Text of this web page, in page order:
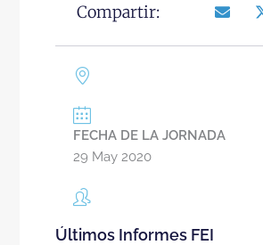
Compartir:
FECHA DE LA JORNADA
29 May 2020
Últimos Informes FEI